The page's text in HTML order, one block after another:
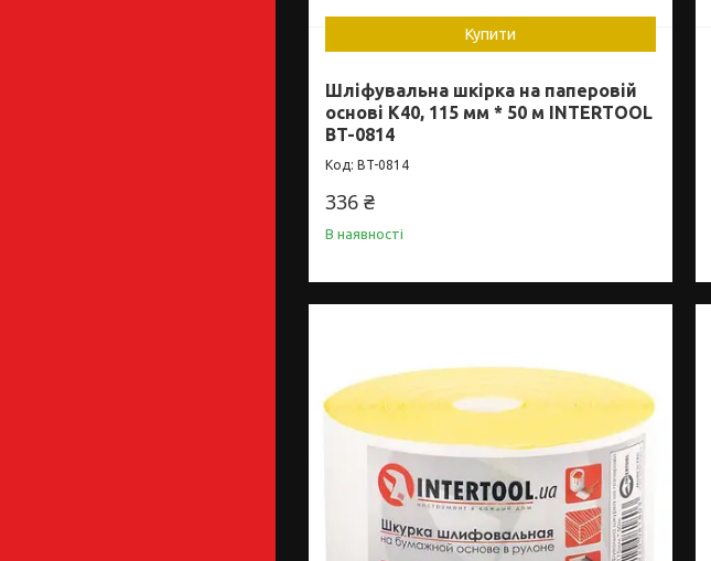
Купити
Шліфувальна шкірка на паперовій
основі К40, 115 мм * 50 м INTERTOOL
BT-0814
BT-0814
336 ₴
В наявності